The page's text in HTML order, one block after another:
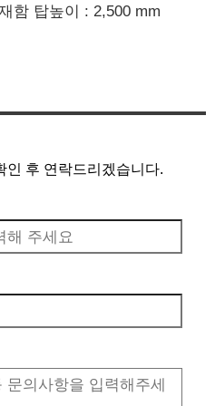
함 탑높이 : 2,500 mm
인 후 연락드리겠습니다.